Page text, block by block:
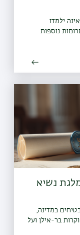
ילמדו
נשיא
במדינה,
בר-אילן ועל